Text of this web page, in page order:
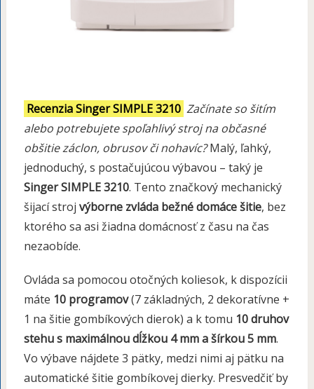
Recenzia Singer SIMPLE 3210 Začínate so šitím
alebo potrebujete spoľahlivý stroj na občasné
obšitie záclon, obrusov či nohavíc?Malý, ľahký,
jednoduchý, s postačujúcou výbavou – taký je
Singer SIMPLE 3210. Tento značkový mechanický
šijací stroj výborne zvláda bežné domáce šitie, bez
ktorého sa asi žiadna domácnosť z času na čas
nezaobíde.
Ovláda sa pomocou otočných koliesok, k dispozícii
máte 10 programov(7 základných, 2 dekoratívne +
1 na šitie gombíkových dierok) a k tomu 10 druhov
stehu s maximálnou dĺžkou 4 mm a šírkou 5 mm.
Vo výbave nájdete 3 pätky, medzi nimi aj pätku na
automatické šitie gombíkovej dierky. Presvedčiť by